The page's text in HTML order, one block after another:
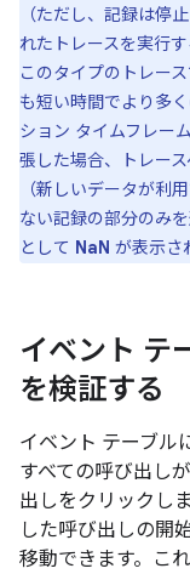
（ただし、記録は停
れたトレースを実行
このタイプのトレー
も短い時間でより多
ション タイムフレー
張した場合、トレー
（新しいデータが利
ない記録の部分のみ
として NaN が表示さ
イベント テ
を検証する
イベント テーブル
すべての呼び出し
出しをクリックし
した呼び出しの開
移動できます。こ